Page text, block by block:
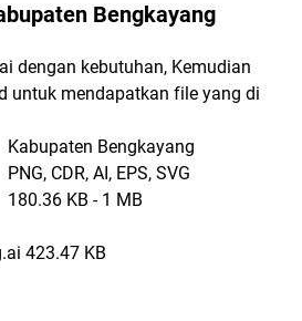
Bengkayang
dengan kebutuhan, Kemudian
untuk mendapatkan file yang di
Kabupaten Bengkayang
PNG, CDR, AI, EPS, SVG
180.36 KB - 1 MB
423.47 KB